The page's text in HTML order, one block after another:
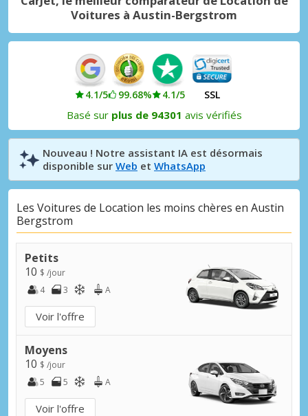
Voitures à Austin-Bergstrom
4.1/5 99.68% 4.1/5 SSL
Basé sur plus de 94301 avis vérifiés
Nouveau ! Notre assistant IA est désormais
disponible sur Web et WhatsApp
Les Voitures de Location les moins chères en Austin
Bergstrom
Petits
10 $ /jour
4
3 A
Voir l'offre
Moyens
10 $ /jour
5
5 A
Voir l'offre